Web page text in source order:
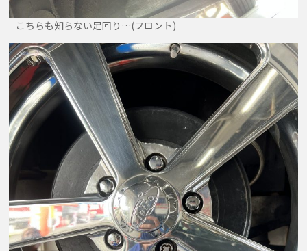
こちらも知らない足回り…(フロント)